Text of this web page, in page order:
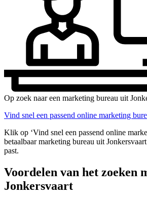
Op zoek naar een marketing bureau uit
Vind snel een passend online marketing
Klik op ‘Vind snel een passend online
betaalbaar marketing bureau uit
past.
Voordelen van het zoeken
Jonkersvaart